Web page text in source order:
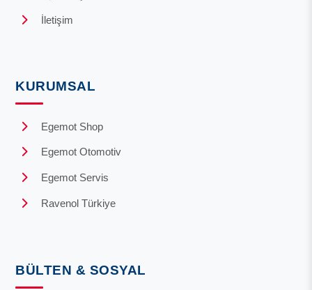
İletişim
KURUMSAL
Egemot Shop
Egemot Otomotiv
Egemot Servis
Ravenol Türkiye
BÜLTEN & SOSYAL